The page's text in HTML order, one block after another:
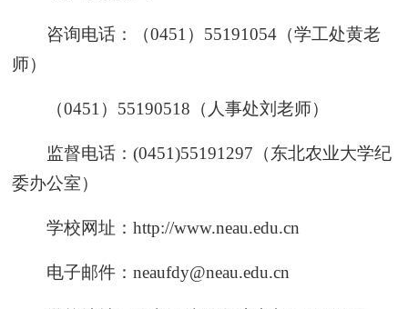
咨询电话：（0451）55191054（学工处黄老
师）
（0451）55190518（人事处刘老师）
监督电话：(0451)55191297（东北农业大学纪
委办公室）
学校网址：http://www.neau.edu.cn
电子邮件：neaufdy@neau.edu.cn